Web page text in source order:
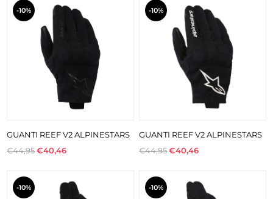
-10%
GUANTI REEF V2 ALPINESTARS
€44,95€40,46
-10%
GUANTI REEF V2 ALPINESTARS
€44,95€40,46
-10% -10%